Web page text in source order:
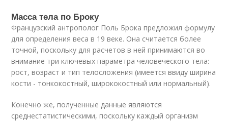
Масса тела по Броку
Французский антрополог Поль Брока предложил формулу
для определения веса в 19 веке. Она считается более
точной, поскольку для расчетов в ней принимаются во
внимание три ключевых параметра человеческого тела:
рост, возраст и тип телосложения (имеется ввиду ширина
кости - тонкокостный, ширококостный или нормальный).
Конечно же, полученные данные являются
среднестатистическими, поскольку каждый организм